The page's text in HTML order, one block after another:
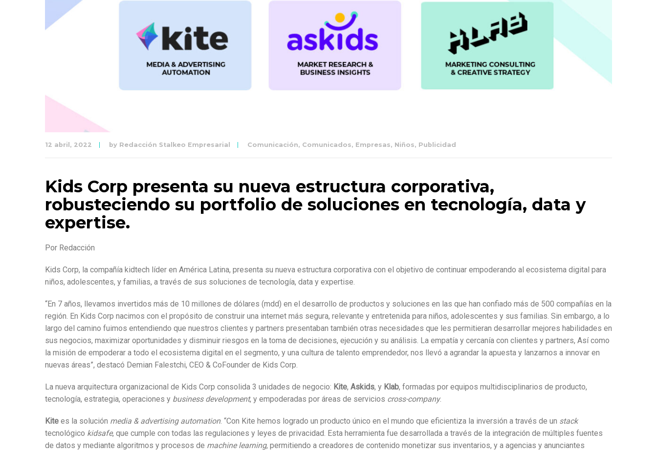
12 abril, 2022 by Redacción Stalkeo Empresarial Comunicación, Comunicados, Empresas, Niños, Publicidad
Kids Corp presenta su nueva estructura corporativa,
robusteciendo su portfolio de soluciones en tecnología, data y
expertise.
Por Redacción
Kids Corp, la compañía kidtech líder en América Latina, presenta su nueva estructura corporativa con el objetivo de continuar empoderando al ecosistema digital para
niños, adolescentes, y familias, a través de sus soluciones de tecnología, data y expertise.
“En 7 años, llevamos invertidos más de 10 millones de dólares (mdd) en el desarrollo de productos y soluciones en las que han confiado más de 500 compañías en la
región. En Kids Corp nacimos con el propósito de construir una internet más segura, relevante y entretenida para niños, adolescentes y sus familias. Sin embargo, a lo
largo del camino fuimos entendiendo que nuestros clientes y partners presentaban también otras necesidades que les permitieran desarrollar mejores habilidades en
sus negocios, maximizar oportunidades y disminuir riesgos en la toma de decisiones, ejecución y su análisis. La empatía y cercanía con clientes y partners, Así como
la misión de empoderar a todo el ecosistema digital en el segmento, y una cultura de talento emprendedor, nos llevó a agrandar la apuesta y lanzarnos a innovar en
nuevas áreas”, destacó Demian Falestchi, CEO & CoFounder de Kids Corp.
La nueva arquitectura organizacional de Kids Corp consolida 3 unidades de negocio: Kite, Askids, y Klab, formadas por equipos multidisciplinarios de producto,
tecnología, estrategia, operaciones y business development, y empoderadas por áreas de servicios cross-company.
Kite es la solución media & advertising automation. “Con Kite hemos logrado un producto único en el mundo que eficientiza la inversión a través de un stack
tecnológico kidsafe, que cumple con todas las regulaciones y leyes de privacidad. Esta herramienta fue desarrollada a través de la integración de múltiples fuentes
de datos y mediante algoritmos y procesos de machine learning, permitiendo a creadores de contenido monetizar sus inventarios, y a agencias y anunciantes